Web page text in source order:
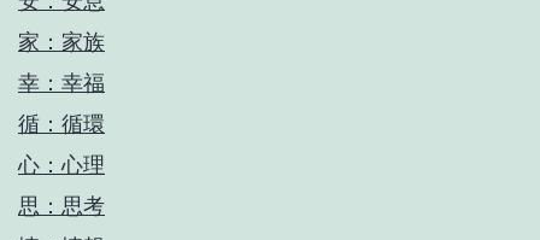
家：家族
幸：幸福
循：循環
心：心理
思：思考